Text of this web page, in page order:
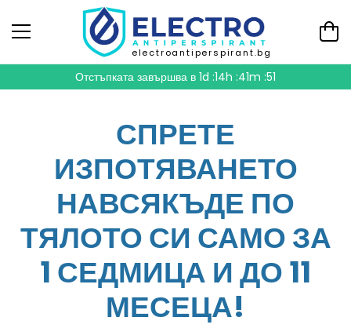
electroantiperspirant.bg
Отстъпката завършва в 1d :14h :41m :49
СПРЕТЕ
ИЗПОТЯВАНЕТО
НАВСЯКЪДЕ ПО
ТЯЛОТО СИ САМО ЗА
1 СЕДМИЦА И ДО 11
МЕСЕЦА!